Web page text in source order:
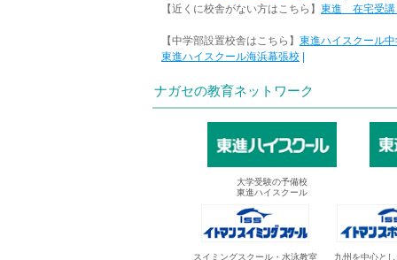
【近くに校舎がない方はこちら】 東進 在宅受講
【中学部設置校舎はこちら】 東進ハイスクール
東進ハイスクール海浜幕張校
ナガセの教育ネットワーク
大学受験の予備校
東進ハイスクール
スイミングスクール・水泳教室 九州を中心と